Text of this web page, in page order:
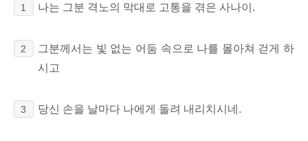
1 나는 그분 격노의 막대로 고통을 겪은 사나이.
2
그분께서는 빛 없는 어둠 속으로 나를 몰아쳐 걷게 하
시고
3 당신 손을 날마다 나에게 돌려 내리치시네.